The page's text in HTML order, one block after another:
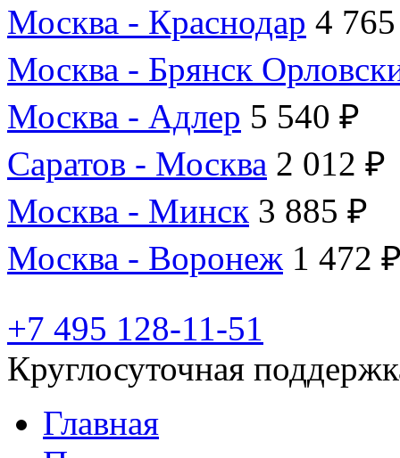
Москва - Краснодар 4
Москва - Брянск
Москва - Адлер 5 540 ₽
Саратов - Москва 2 012 ₽
Москва - Минск 3 885 ₽
Москва - Воронеж 1 472
+7 495 128-11-51
Круглосуточная
Главная